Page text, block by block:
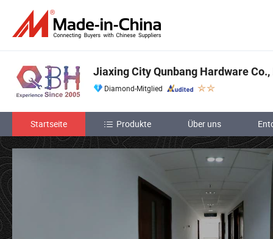
Jiaxing City Qunbang Hardware Co.,
Diamond-Mitglied
Startseite Produkte Über uns